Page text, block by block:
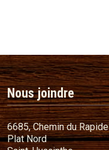
Nous joindre
6685, Chemin du Rapide
Plat Nord